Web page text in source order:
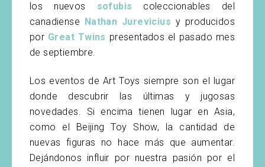
los nuevos sofubis coleccionables del
canadiense
Nathan Jurevicius y producidos
por Great Twins presentados el pasado mes
de septiembre.
Los eventos de Art Toys siempre son el lugar
donde descubrir las últimas y jugosas
novedades. Si encima tienen lugar en Asia,
como el Beijing Toy Show, la cantidad de
nuevas figuras no hace más que aumentar.
Dejándonos influir por nuestra pasión por el